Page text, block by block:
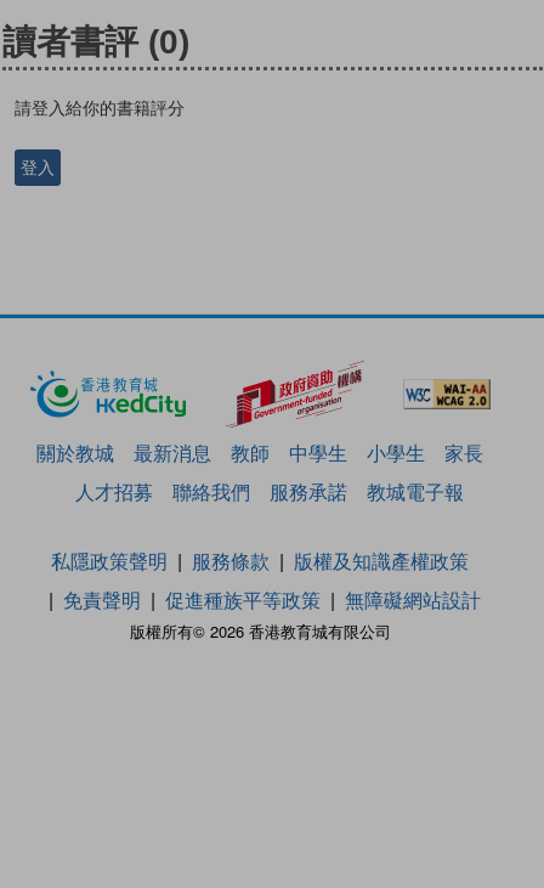
讀者書評 (0)
請登入給你的書籍評分
登入
關於教城 最新消息 教師 中學生 小學生
家長
人才招募
聯絡我們 服務承諾 教城電子報
版權所有© 2026 香港教育城有限公司
私隱政策聲明 服務條款
版權及知識產權政策
免責聲明
促進種族平等政策 無障礙網站設計